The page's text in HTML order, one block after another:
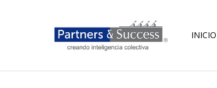
INICIO